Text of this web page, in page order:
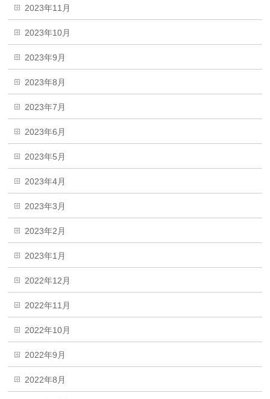
2023年11月
2023年10月
2023年9月
2023年8月
2023年7月
2023年6月
2023年5月
2023年4月
2023年3月
2023年2月
2023年1月
2022年12月
2022年11月
2022年10月
2022年9月
2022年8月